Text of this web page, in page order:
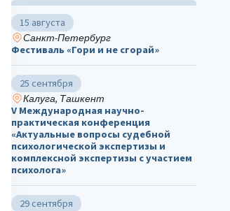
15 августа
Санкт-Петербург
Фестиваль «Гори и не сгорай»
25 сентября
Калуга, Ташкент
V Международная научно-
практическая конференция
«Актуальные вопросы судебной
психологической экспертизы и
комплексной экспертизы с участием
психолога»
29 сентября